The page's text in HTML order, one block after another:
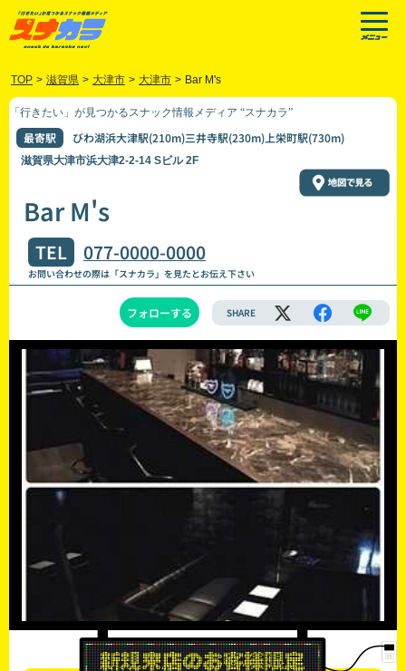
TOP > 滋賀県 > 大津市 > 大津市 > Bar M's
「行きたい」が見つかるスナック情報メディア “スナカラ”
最寄駅 びわ湖浜大津駅(210m)三井寺駅(230m)上栄町駅(730m)
滋賀県大津市浜大津2-2-14 Sビル 2F
Bar M's
TEL 077-0000-0000
お問い合わせの際は「スナカラ」を見たとお伝え下さい
フォローする SHARE